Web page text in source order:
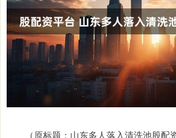
（原标题：山东多人落入清洗池股配